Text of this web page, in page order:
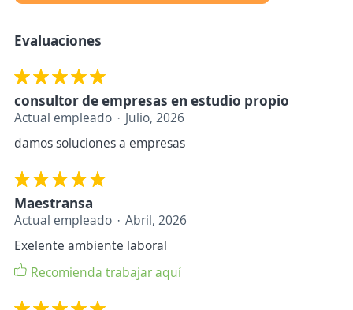
Evaluaciones
consultor de empresas en estudio propio
Actual empleado
Julio, 2026
damos soluciones a empresas
Maestransa
Actual empleado
Abril, 2026
Exelente ambiente laboral
Recomienda trabajar aquí